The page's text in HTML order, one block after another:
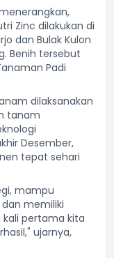
Zinc dilakukan di
dan Bulak Kulon
Benih tersebut
Padi
dilaksanakan
tanam
Desember,
tepat sehari
mampu
memiliki
kali pertama kita
ujarnya,